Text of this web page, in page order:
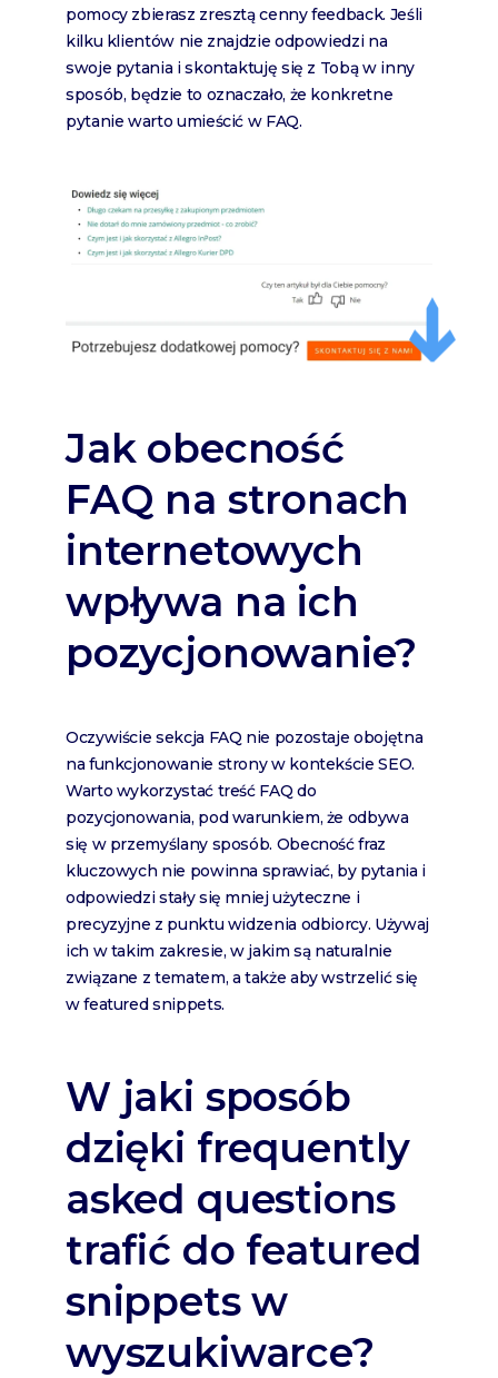
pomocy zbierasz zresztą cenny feedback. Jeśli
kilku klientów nie znajdzie odpowiedzi na
swoje pytania i skontaktuję się z Tobą w inny
sposób, będzie to oznaczało, że konkretne
pytanie warto umieścić w FAQ.
Jak obecność
FAQ na stronach
internetowych
wpływa na ich
pozycjonowanie?
Oczywiście sekcja FAQ nie pozostaje obojętna
na funkcjonowanie strony w kontekście SEO.
Warto wykorzystać treść FAQ do
pozycjonowania, pod warunkiem, że odbywa
się w przemyślany sposób. Obecność fraz
kluczowych nie powinna sprawiać, by pytania i
odpowiedzi stały się mniej użyteczne i
precyzyjne z punktu widzenia odbiorcy. Używaj
ich w takim zakresie, w jakim są naturalnie
związane z tematem, a także aby wstrzelić się
w featured snippets.
W jaki sposób
dzięki frequently
asked questions
trafić do featured
snippets w
wyszukiwarce?